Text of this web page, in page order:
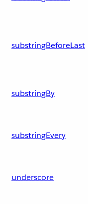
substringBeforeLast
substringBy
substringEvery
underscore